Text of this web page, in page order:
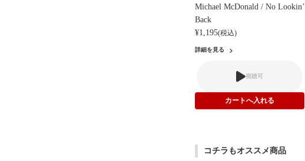
Michael McDonald / No Lookin’
Back
¥1,195(税込)
詳細を見る
視聴可
コチラもオススメ商品